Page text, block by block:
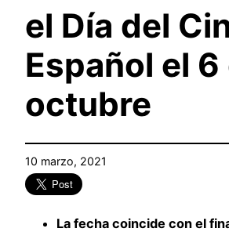
el Día del
Español el 6
octubre
10 marzo, 2021
La fecha coincide con el